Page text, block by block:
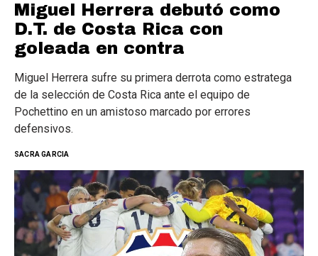
Miguel Herrera debutó como
D.T. de Costa Rica con
goleada en contra
Miguel Herrera sufre su primera derrota como estratega
de la selección de Costa Rica ante el equipo de
Pochettino en un amistoso marcado por errores
defensivos.
SACRA GARCIA